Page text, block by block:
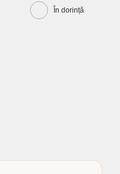
În dorință